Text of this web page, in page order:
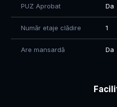
PUZ Aprobat Da
Număr etaje clădire 1
Are mansardă Da